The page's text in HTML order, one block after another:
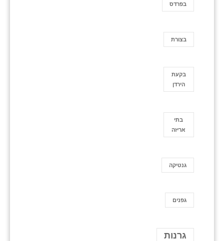
בפרדס
בצורת
בקעת
הירדן
בתי
אריזה
גנטיקה
גפנים
גרנות